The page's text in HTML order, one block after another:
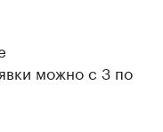
можно с 3 по